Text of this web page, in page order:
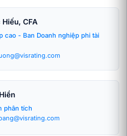
CFA
cao - Ban Doanh nghiệp phi tài
phân tích